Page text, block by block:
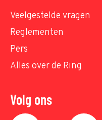
Veelgestelde vragen
Reglementen
Pers
Alles over de Ring
Volg ons